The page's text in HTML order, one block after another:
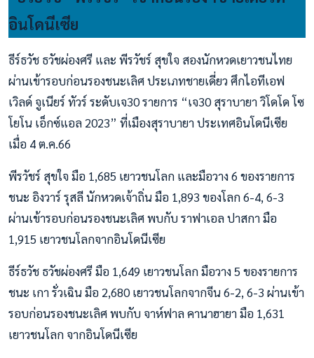
อินโดนีเซีย
ธีร์ธวัช ธวัชผ่องศรี และ พีรวัชร์ สุขใจ สองนักหวดเยาวชนไทย
ผ่านเข้ารอบก่อนรองชนะเลิศ ประเภทชายเดี่ยว ศึกไอทีเอฟ
เวิลด์ จูเนียร์ ทัวร์ ระดับเจ30 รายการ “เจ30 สุราบายา วิโดโด โซ
โยโน เอ็กซ์แอล 2023” ที่เมืองสุราบายา ประเทศอินโดนีเซีย
เมื่อ 4 ต.ค.66
พีรวัชร์ สุขใจ มือ 1,685 เยาวชนโลก และมือวาง 6 ของรายการ
ชนะ อิงวาร์ รุสลี นักหวดเจ้าถิ่น มือ 1,893 ของโลก 6-4, 6-3
ผ่านเข้ารอบก่อนรองชนะเลิศ พบกับ ราฟาเอล ปาสกา มือ
1,915 เยาวชนโลกจากอินโดนีเซีย
ธีร์ธวัช ธวัชผ่องศรี มือ 1,649 เยาวชนโลก มือวาง 5 ของรายการ
ชนะ เกา รั่วเฉิน มือ 2,680 เยาวชนโลกจากจีน 6-2, 6-3 ผ่านเข้า
รอบก่อนรองชนะเลิศ พบกับ จาห์ฟาล คานาฮายา มือ 1,631
เยาวชนโลก จากอินโดนีเซีย